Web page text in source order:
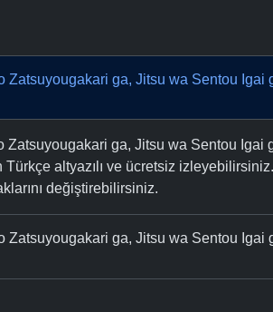
ga, Jitsu wa Sentou Igai
ga, Jitsu wa Sentou Igai
altyazılı ve ücretsiz
değiştirebilirsiniz.
ga, Jitsu wa Sentou Igai